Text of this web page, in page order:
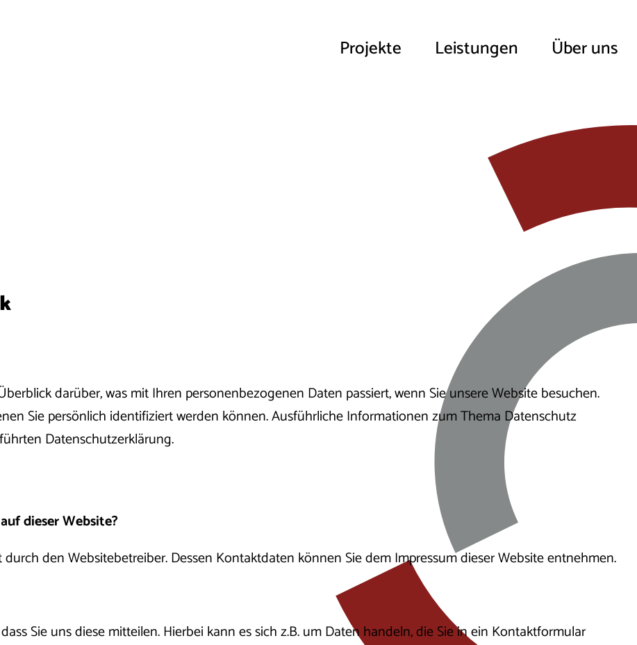
Projekte Leistungen Über uns
darüber, was mit Ihren personenbezogenen Daten passiert, wenn Sie unsere Website besuchen.
Sie persönlich identifiziert werden können. Ausführliche Informationen zum Thema Datenschutz
Datenschutzerklärung.
dieser Website?
den Websitebetreiber. Dessen Kontaktdaten können Sie dem Impressum dieser Website entnehmen.
Sie uns diese mitteilen. Hierbei kann es sich z.B. um Daten handeln, die Sie in ein Kontaktformular